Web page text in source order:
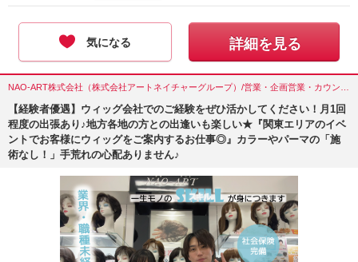
気になる 詳細を見る
【経験者優遇】ウィッグ会社でのご経験をぜひ活かしてください！月1回
程度の出張あり♪地方各地の方との出逢いも楽しい★『関東エリアのイベ
ントでお客様にウィッグをご案内するお仕事◎』カラーやパーマの「施
術なし！」手荒れの心配ありません♪